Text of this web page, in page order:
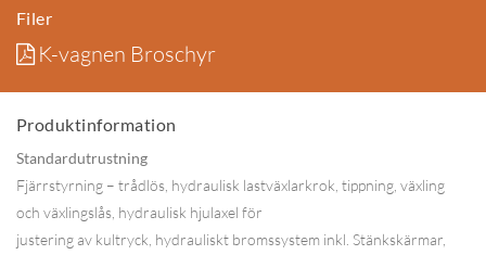
Filer
K-vagnen Broschyr
Produktinformation
Standardutrustning
Fjärrstyrning – trådlös, hydraulisk lastväxlarkrok, tippning, växling
och växlingslås, hydraulisk hjulaxel för
justering av kultryck, hydrauliskt bromssystem inkl. Stänkskärmar,